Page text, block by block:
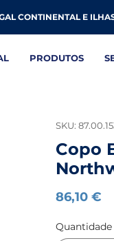
CONTINENTAL E
PRODUTOS
SKU:
Copo
86,10 €
Quantidade